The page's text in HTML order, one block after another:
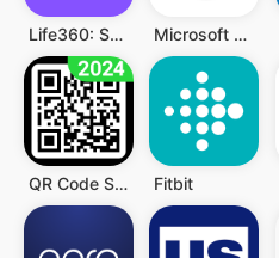
Life360: Standort teilen Microsoft Teams
QR Code Scanner (Deutsch) Fitbit